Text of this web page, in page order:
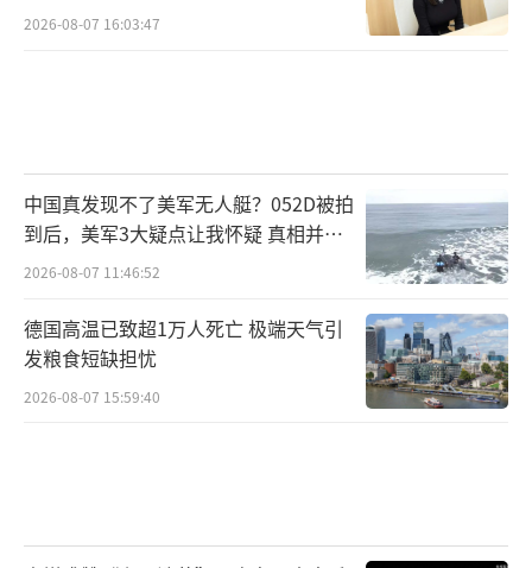
2026-08-07 16:03:47
中国真发现不了美军无人艇？052D被拍
到后，美军3大疑点让我怀疑 真相并非
如此
2026-08-07 11:46:52
德国高温已致超1万人死亡 极端天气引
发粮食短缺担忧
2026-08-07 15:59:40